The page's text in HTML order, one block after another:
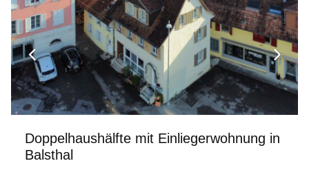
Doppelhaushälfte mit Einliegerwohnung in
Balsthal